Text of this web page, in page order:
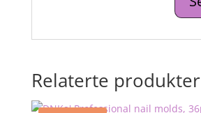
Relaterte produkter